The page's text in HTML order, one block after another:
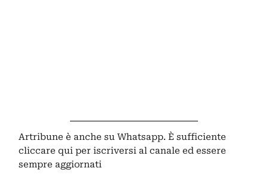
Artribune è anche su Whatsapp. È sufficiente
cliccare qui per iscriversi al canale ed essere
sempre aggiornati